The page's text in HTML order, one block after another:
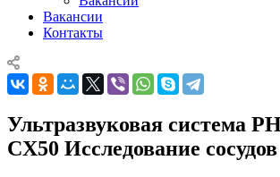
Вакансии
Контакты
Ультразвуковая система
CX50 Исследование сосудов